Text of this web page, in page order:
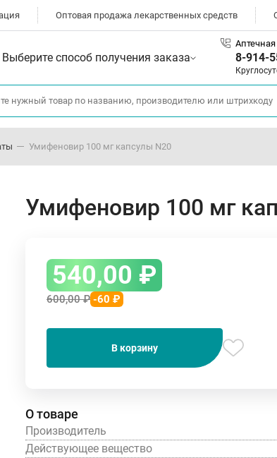
Оптовая продажа лекарственных средств
Выберите способ получения заказа 8-914-
Умифеновир 100 мг капсулы N20
Умифеновир 100 мг
540,00 ₽
600,00₽ -60 ₽
В корзину
О товаре
Производитель
Действующее вещество